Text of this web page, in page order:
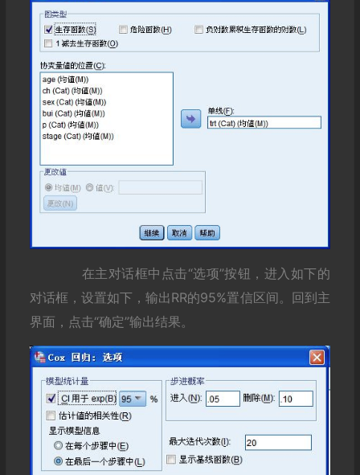
在主对话框中点击“选项”按钮，进入如下的
对话框，设置如下，输出RR的95%置信区间。回到主
界面，点击“确定”输出结果。